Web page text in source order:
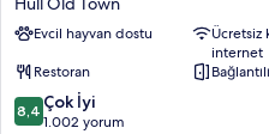
City
Centre
Old
Town
Evcil hayvan dostu
Ücretsiz
internet
Restoran
10
üzerinden
8,4 Çok İyi
1.002 yorum